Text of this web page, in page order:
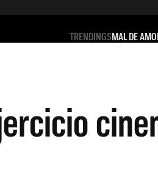
TRENDINGSMAL DE